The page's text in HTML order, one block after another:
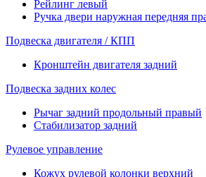
Рейлинг левый
Ручка двери наружная передняя
Подвеска двигателя / КПП
Кронштейн двигателя задний
Подвеска задних колес
Рычаг задний продольный правый
Стабилизатор задний
Рулевое управление
Кожух рулевой колонки верхний